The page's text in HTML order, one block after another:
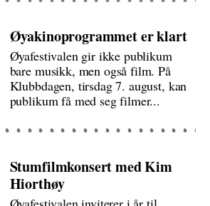
Øyakinoprogrammet er klart
Øyafestivalen gir ikke publikum
bare musikk, men også film. På
Klubbdagen, tirsdag 7. august, kan
publikum få med seg filmer...
Stumfilmkonsert med Kim
Hiorthøy